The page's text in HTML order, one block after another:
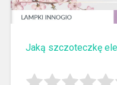
Jaką szczoteczkę